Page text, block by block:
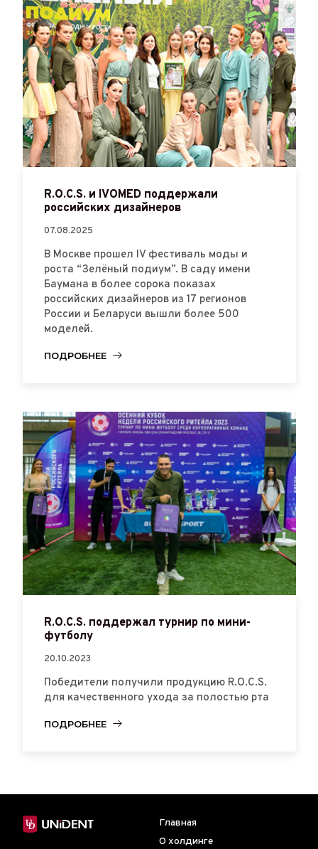
R.O.C.S. и IVOMED поддержали
российских дизайнеров
07.08.2025
В Москве прошел IV фестиваль моды и
роста “Зелёный подиум”. В саду имени
Баумана в более сорока показах
российских дизайнеров из 17 регионов
России и Беларуси вышли более 500
моделей.
ПОДРОБНЕЕ
R.O.C.S. поддержал турнир по мини-
футболу
20.10.2023
Победители получили продукцию R.O.C.S.
для качественного ухода за полостью рта
ПОДРОБНЕЕ
Главная
О холдинге